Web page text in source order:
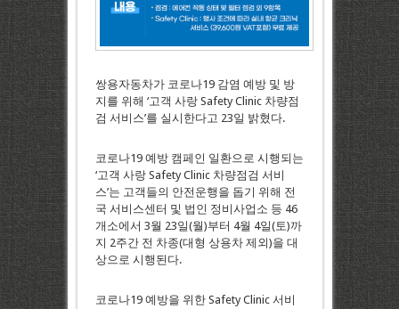
쌍용자동차가 코로나19 감염 예방 및 방
지를 위해 ‘고객 사랑 Safety Clinic 차량점
검 서비스’를 실시한다고 23일 밝혔다.
코로나19 예방 캠페인 일환으로 시행되는
‘고객 사랑 Safety Clinic 차량점검 서비
스’는 고객들의 안전운행을 돕기 위해 전
국 서비스센터 및 법인 정비사업소 등 46
개소에서 3월 23일(월)부터 4월 4일(토)까
지 2주간 전 차종(대형 상용차 제외)을 대
상으로 시행된다.
코로나19 예방을 위한 Safety Clinic 서비